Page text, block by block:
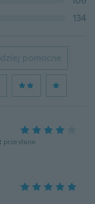
134
pomocne
przesłane